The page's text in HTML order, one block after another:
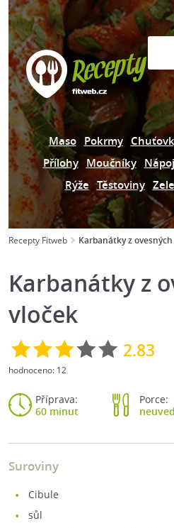
Maso Pokrmy
Přílohy Moučníky
Rýže Těstoviny
Recepty Fitweb Karbanátky z
Karbanátky z
vloček
2.83
hodnoceno: 12
Příprava:
60 minut
Porce:
Suroviny
cibule
sůl